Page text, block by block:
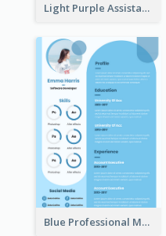
Light Purple Assistant Resume
Blue Professional Marketing Resume